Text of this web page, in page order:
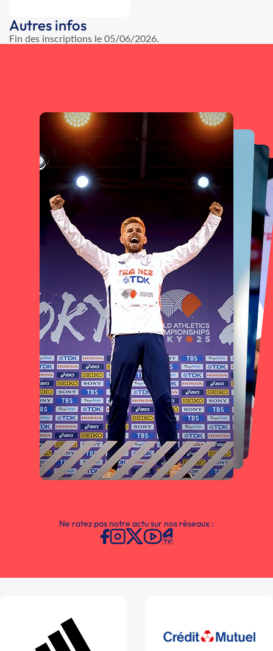
Autres infos
Fin des inscriptions le 05/06/2026.
Ne ratez pas notre actu sur nos réseaux :